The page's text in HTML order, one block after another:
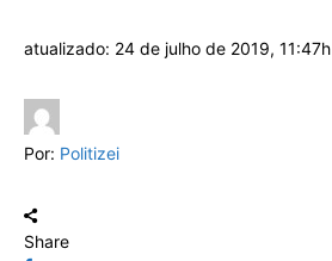
atualizado: 24 de julho de 2019, 11:47h
Por: Politizei
Share